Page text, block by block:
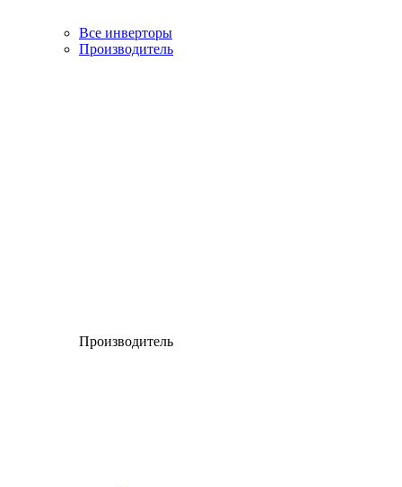
Все инверторы
Производитель
Производитель